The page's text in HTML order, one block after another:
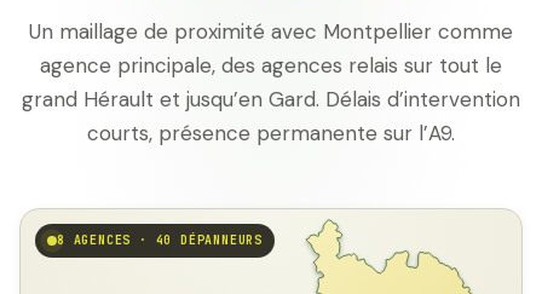
Un maillage de proximité avec Montpellier comme
agence principale, des agences relais sur tout le
grand Hérault et jusqu’en Gard. Délais d’intervention
courts, présence permanente sur l’A9.
8 AGENCES · 40 DÉPANNEURS